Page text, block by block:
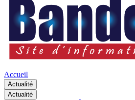
Accueil
Actualité
Actualité